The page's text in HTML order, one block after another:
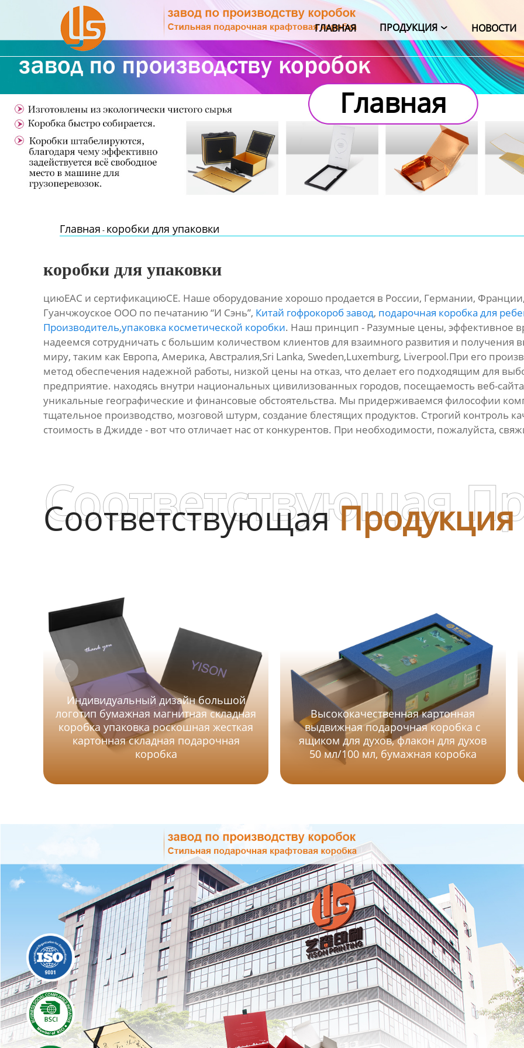
ГЛАВНАЯ ПРОДУКЦИЯ  НОВОСТИ
Новости
О Нас
Контакты
Главная
Главная - коробки для упаковки
коробки для упаковки
циюЕАС и сертификациюСЕ. Наше оборудование хорошо продается в России, Германии, Франции,
Гуанчжоуское ООО по печатанию “И Сэнь”, Китай гофрокороб завод, подарочная коробка для
Производитель,упаковка косметической коробки. Наш принцип - Разумные цены, эффективное
надеемся сотрудничать с большим количеством клиентов для взаимного развития и получения
миру, таким как Европа, Америка, Австралия,Sri Lanka, Sweden,Luxemburg, Liverpool.При его
метод обеспечения надежной работы, низкой цены на отказ, что делает его подходящим для
предприятие. находясь внутри национальных цивилизованных городов, посещаемость веб-
уникальные географические и финансовые обстоятельства. Мы придерживаемся философии
тщательное производство, мозговой штурм, создание блестящих продуктов. Строгий контроль
стоимость в Джидде - вот что отличает нас от конкурентов. При необходимости, пожалуйста,
СоответствующаяПродукция
Соответствующая
Индивидуальный дизайн большой
логотип бумажная магнитная складная
коробка упаковка роскошная жесткая
картонная складная подарочная
коробка
Высококачественная картонная
выдвижная подарочная коробка с
ящиком для духов, флакон для духов
50 мл/100 мл, бумажная коробка